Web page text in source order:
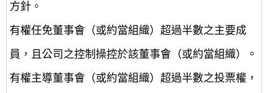
方針。
有權任免董事會（或約當組織）超過半數之主要成
員，且公司之控制操控於該董事會（或約當組織）。
有權主導董事會（或約當組織）超過半數之投票權，